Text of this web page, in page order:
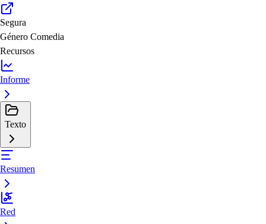
Segura
Género Comedia
Recursos
Informe
Texto
Resumen
Red